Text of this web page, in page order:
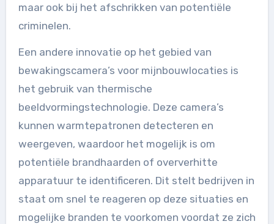
maar ook bij het afschrikken van potentiële
criminelen.
Een andere innovatie op het gebied van
bewakingscamera’s voor mijnbouwlocaties is
het gebruik van thermische
beeldvormingstechnologie. Deze camera’s
kunnen warmtepatronen detecteren en
weergeven, waardoor het mogelijk is om
potentiële brandhaarden of oververhitte
apparatuur te identificeren. Dit stelt bedrijven in
staat om snel te reageren op deze situaties en
mogelijke branden te voorkomen voordat ze zich